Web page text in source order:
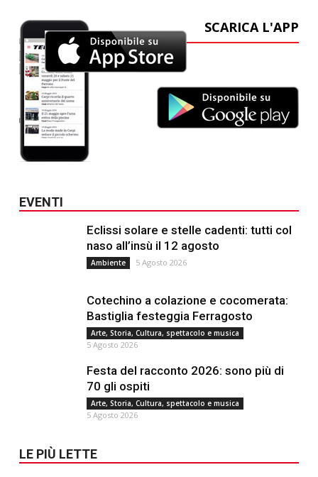
SCARICA L'APP
EVENTI
Eclissi solare e stelle cadenti: tutti col
naso all’insù il 12 agosto
Ambiente 5 Agosto 2026
Cotechino a colazione e cocomerata:
Bastiglia festeggia Ferragosto
Arte, Storia, Cultura, spettacolo e musica
5 Agosto 2026
Festa del racconto 2026: sono più di
70 gli ospiti
Arte, Storia, Cultura, spettacolo e musica
5 Agosto 2026
LE PIÙ LETTE